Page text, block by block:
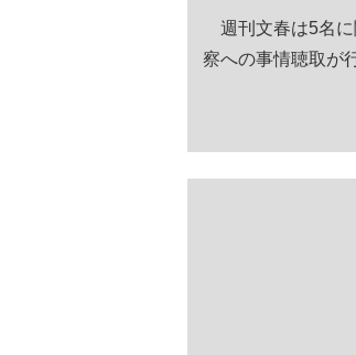
週刊文春は5名に
察への事情聴取が